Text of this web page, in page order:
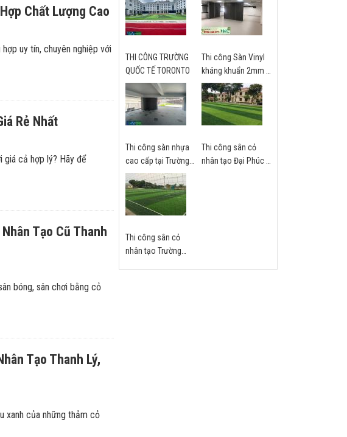
Chất Lượng Cao
uy tín, chuyên nghiệp với
Rẻ Nhất
giá cả hợp lý? Hãy để
Tạo Cũ Thanh
bóng, sân chơi bằng cỏ
Tạo Thanh Lý,
xanh của những thảm cỏ
THI CÔNG TRƯỜNG
QUỐC TẾ TORONTO
Thi công Sàn Vinyl
kháng khuẩn 2mm -
trường Quốc tế Mỹ
St. Paul - Hà Nội
Thi công sàn nhựa
cao cấp tại Trường
Brighton
VinOceanpark
Thi công sân cỏ
nhân tạo Đại Phúc -
Thi công sân cỏ
nhân tạo Trường